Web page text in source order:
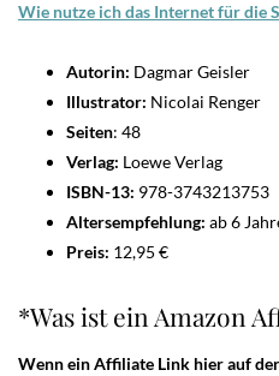
Wie nutze ich das Internet für die
Autorin: Dagmar Geisler
Illustrator: Nicolai Renger
Seiten: 48
Verlag: Loewe Verlag
ISBN-13: 978-3743213753
Altersempfehlung: ab 6
Preis: 12,95 €
*Was ist ein Amazon
Wenn ein Affiliate Link hier auf